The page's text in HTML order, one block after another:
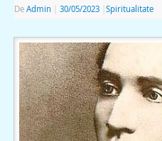
De Admin 30/05/2023 Spiritualitate